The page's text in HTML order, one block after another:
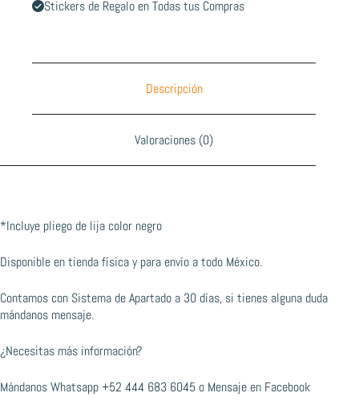
Stickers de Regalo en Todas tus Compras
Descripción
Valoraciones (0)
*Incluye pliego de lija color negro
Disponible en tienda física y para envío a todo México.
Contamos con Sistema de Apartado a 30 días, si tienes alguna duda
mándanos mensaje.
¿Necesitas más información?
Mándanos Whatsapp+52 444 683 6045 o Mensaje en Facebook